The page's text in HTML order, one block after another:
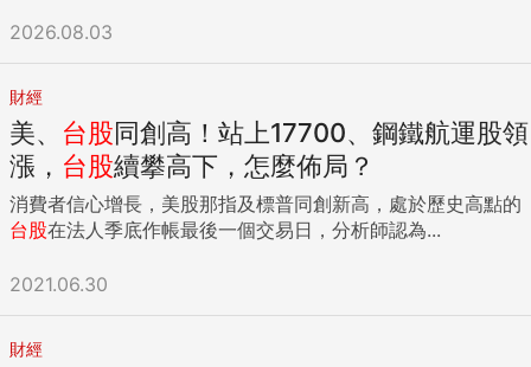
2026.08.03
財經
美、 台股同創高！站上17700、鋼鐵航運股領
漲， 台股續攀高下，怎麼佈局？
消費者信心增長，美股那指及標普同創新高，處於歷史高點的
台股在法人季底作帳最後一個交易日，分析師認為...
2021.06.30
財經